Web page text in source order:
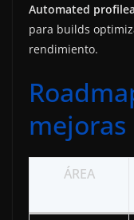
Automated
para builds
rendimiento.
mejoras
ÁREA